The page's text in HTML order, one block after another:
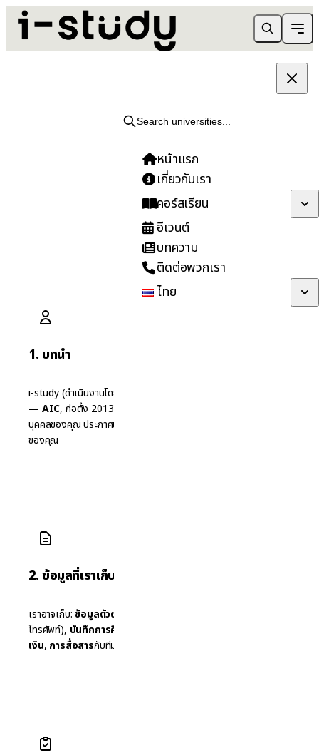
Search universities...
หน้าแรก
เกี่ยวกับเรา
คอร์สเรียน
อีเวนต์
บทความ
ติดต่อพวกเรา
ไทย
ประกาศความเป็นส่วนตัว
เราให้ความสำคัญกับการปกป้องข้อมูลส่วนบุคคลและสิทธิ์
ความเป็นส่วนตัวของคุณ
อัปเดตล่าสุด: เมษายน 2568
1. บทนำ
i-study (ดำเนินงานโดย
— AIC, ก่อตั้ง 2013) มีความรับผิดชอบในการปกป้องข้อมูลส่วน
บุคคลของคุณ ประกาศนี้อธิบายสิ่งที่เราเก็บรวบรวม วิธีใช้ และสิทธิ์
ของคุณ
2. ข้อมูลที่เราเก็บ
เราอาจเก็บ:ข้อมูลตัวตน & ติดต่อ
โทรศัพท์), บันทึกการศึกษา
เงิน, การสื่อสารกับทีมงาน และ